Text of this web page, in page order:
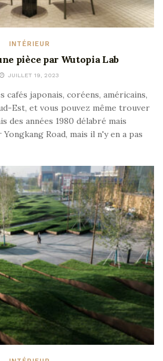
INTÉRIEUR
pièce par Wutopia Lab
JUILLET 19, 2023
cafés japonais, coréens, américains,
Est, et vous pouvez même trouver
des années 1980 délabré mais
Road, mais il n'y en a pas